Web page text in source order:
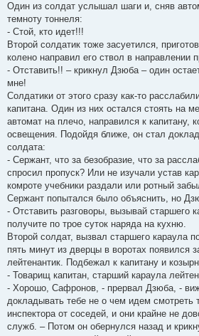
Один из солдат услышал шаги и, сняв
темноту тоннеля:
- Стой, кто идет!!!
Второй солдатик тоже засуетился,
колено направил его ствол в направлении
- Отставить!! – крикнул Дзюба – один
мне!
Солдатики от этого сразу как-то
капитана. Один из них остался стоять на
автомат на плечо, направился к капитану,
освещения. Подойдя ближе, он стал
солдата:
- Сержант, что за безобразие, что за
спросил пропуск? Или не изучали устав
комроте учебники раздали или ротный
Сержант попытался было объяснить, но
- Отставить разговоры, вызывай старшего
получите по трое суток наряда на кухню.
Второй солдат, вызвал старшего караула
пять минут из дверцы в воротах появился
лейтенантик. Подбежал к капитану и
- Товарищ капитан, старший караула
- Хорошо, Сафронов, - прервал Дзюба, -
докладывать тебе не о чем идем смотреть
инспектора от соседей, и они крайне не
служб. – Потом он обернулся назад и